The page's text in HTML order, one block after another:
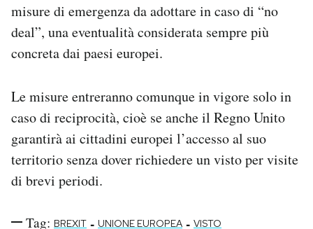
Hai bisogno di aiuto?
Esci
misure di emergenza da adottare in caso di “no
deal”, una eventualità considerata sempre più
concreta dai paesi europei.
Le misure entreranno comunque in vigore solo in
caso di reciprocità, cioè se anche il Regno Unito
garantirà ai cittadini europei l’accesso al suo
territorio senza dover richiedere un visto per visite
di brevi periodi.
Tag: BREXIT - UNIONE EUROPEA - VISTO